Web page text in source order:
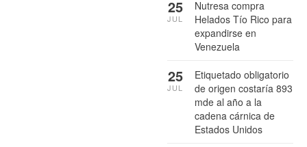
Nutresa compra
Helados Tío Rico para
expandirse en
Venezuela
25
JUL
Etiquetado obligatorio
de origen costaría 893
mde al año a la
cadena cárnica de
Estados Unidos
25
JUL